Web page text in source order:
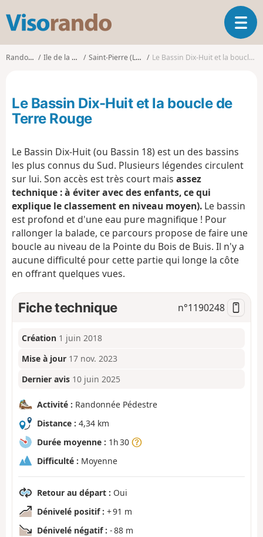
s
o
d
O
u
i
i
n
Randonnées Ile de la Réunion Saint-Pierre (La Réunion) Le Bassin Dix-Huit et la boucle de Terre Rouge
Le Bassin Dix-Huit et la boucle de
Terre Rouge
Le Bassin Dix-Huit (ou Bassin 18) est un des bassins
les plus connus du Sud. Plusieurs légendes circulent
sur lui. Son accès est très court mais assez
technique : à éviter avec des enfants, ce qui
explique le classement en niveau moyen). Le bassin
est profond et d'une eau pure magnifique ! Pour
rallonger la balade, ce parcours propose de faire une
boucle au niveau de la Pointe du Bois de Buis. Il n'y a
aucune difficulté pour cette partie qui longe la côte
en offrant quelques vues.
Fiche technique n°1190248
Création 1 juin 2018
Mise à jour 17 nov. 2023
Dernier avis 10 juin 2025
Activité : Randonnée Pédestre
Distance : 4,34 km
Durée moyenne : 1h 30
Difficulté : Moyenne
Retour au départ : Oui
Dénivelé positif : + 91 m
Dénivelé négatif : - 88 m